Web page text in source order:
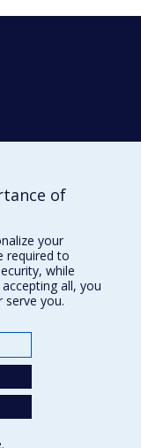
of
your
required to
while
all, you
you.
.